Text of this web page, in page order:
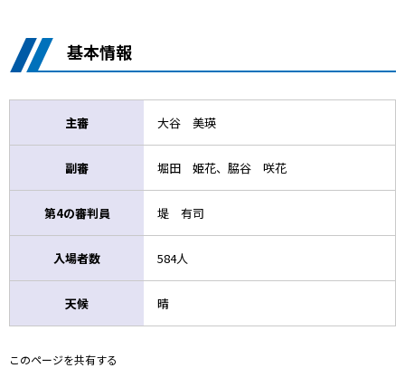
基本情報
主審 大谷 美瑛
副審 堀田 姫花、脇谷 咲花
第4の審判員 堤 有司
入場者数 584人
天候 晴
このページを共有する